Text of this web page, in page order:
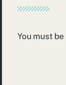
You must be